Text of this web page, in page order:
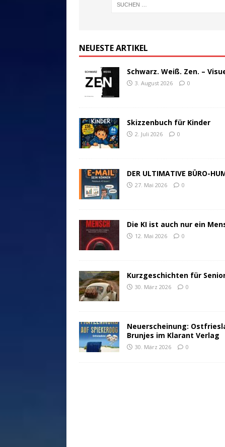
NEUESTE ARTIKEL
Schwarz. Weiß. Zen. –
3. August 2026 0
Skizzenbuch für Kinder
2. Juli 2026 0
DER ULTIMATIVE BÜRO-
27. Mai 2026 0
Die KI ist auch nur ein
12. Mai 2026 0
Kurzgeschichten für
30. März 2026 0
Neuerscheinung:
Brunjes im Klarant Verlag
30. März 2026 0